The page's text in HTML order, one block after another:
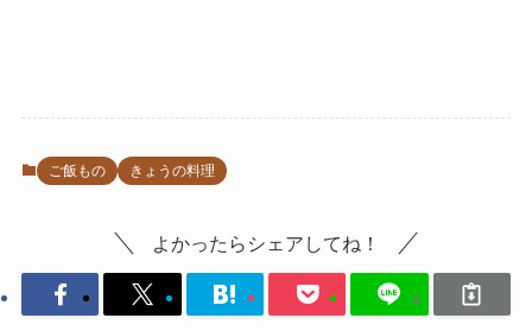
ご飯もの きょうの料理
よかったらシェアしてね！